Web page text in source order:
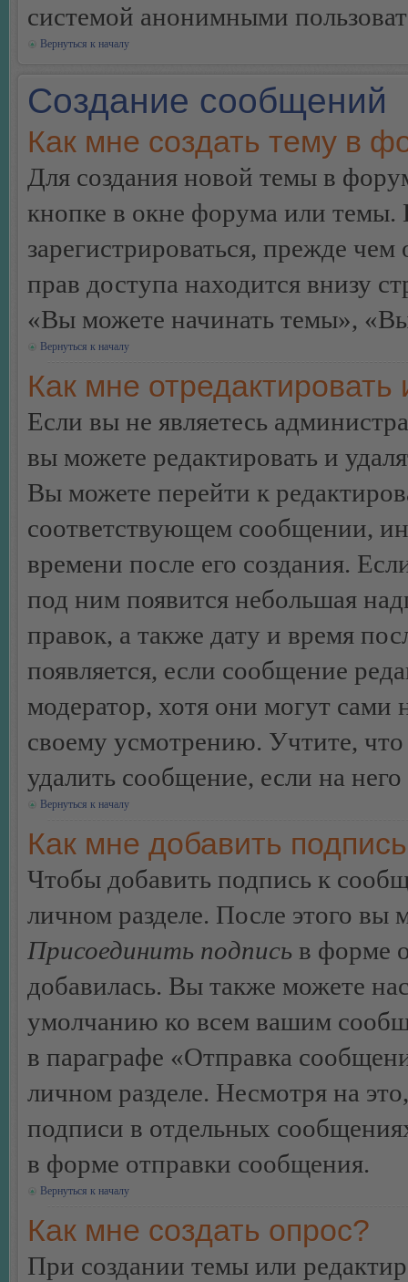
системой анонимными
Вернуться к началу
Создание сообщений
Как мне создать тему в
Для создания новой темы в
кнопке в окне форума или
зарегистрироваться, прежде
прав доступа находится внизу
«Вы можете начинать темы»,
Вернуться к началу
Как мне
Если вы не являетесь
вы можете редактировать и
Вы можете перейти к
соответствующем сообщении,
времени после его создания.
под ним появится небольшая
правок, а также дату и время
появляется, если сообщение
модератор, хотя они могут сами
своему усмотрению. Учтите,
удалить сообщение, если на
Вернуться к началу
Как мне добавить
Чтобы добавить подпись к
личном разделе. После этого
Присоединить подпись в форме
добавилась. Вы также можете
умолчанию ко всем вашим
в параграфе «Отправка
личном разделе. Несмотря на
подписи в отдельных
в форме отправки сообщения.
Вернуться к началу
Как мне создать опрос?
При создании темы или